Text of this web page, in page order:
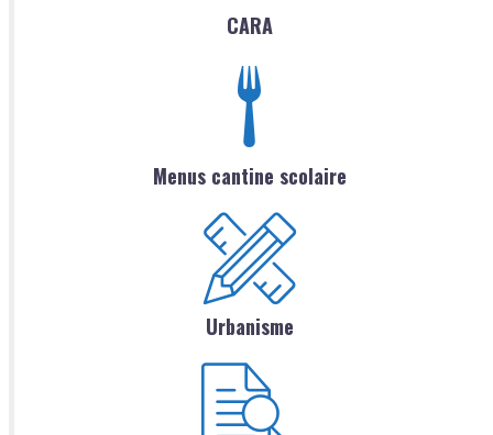
CARA
Menus cantine scolaire
Urbanisme